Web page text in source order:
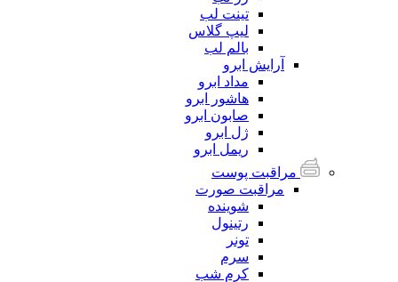
تینت لب
لیپ گلاس
بالم لب
آرایش ابرو
مداد ابرو
هاشور ابرو
صابون ابرو
ژل ابرو
ریمل ابرو
مراقبت پوست
مراقبت صورت
شوینده
رتینول
تونر
سرم
کرم شب